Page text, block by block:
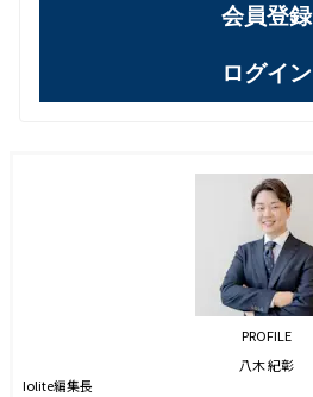
会員登録
ログイン
PROFILE
八木 紀彰
Iolite編集長